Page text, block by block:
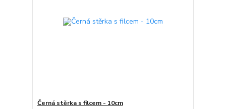
Černá stěrka s filcem - 10cm